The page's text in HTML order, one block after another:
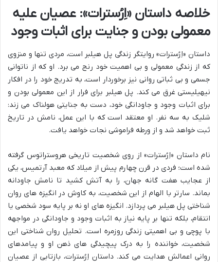
خلاصه داستان «اِرُسترات»: عصیان علیه
معمولی بودن و جنایت برای اثبات وجود
داستان «اِرُسترات» روایتگر زندگی پل هیلبر است، مردی تنها و منزوی
که از زندگی معمولی و بی اهمیت خود رنج می برد. او که از ناتوانی
جسمی و بی ثباتی روانی نیز برخوردار است، به تدریج خود را در افکار
نیهیلیستی غرق می کند. پل هیلبر برای فرار از این معمولی بودن و
برای اثبات وجود و جاودانگی خود، دست به جنایتی هولناک می زند:
شلیک به سه نفر. او معتقد است که با این عمل، نامش در تاریخ
ثبت خواهد شد و از ورطه فراموشی نجات خواهد یافت.
نام داستان «اِرُسترات» از روی شخصیت تاریخی هروستراتوس گرفته
شده است؛ فردی در قرن چهارم پیش از میلاد که معبد آرتمیس، یکی
از عجایب هفت گانه جهان، را به آتش کشید تا نامش جاودانه
بماند. سارتر با الهام از این شخصیت، به کاوش در انگیزه های روان
شناختی پل هیلبر می پردازد. انگیزه های او نه بر پایه سود شخصی یا
انتقام، بلکه تنها بر پایه نیاز به اثبات وجود و جاودانگی در مواجهه
با پوچی و بی اهمیتی زندگی روزمره است. تحلیل روان شناختی این
شخصیت، خواننده را به درک پیچیدگی های ذهن او و پیامدهای
روانی اعمالش هدایت می کند. داستان اِرُسترات، بازتابی از عصیان